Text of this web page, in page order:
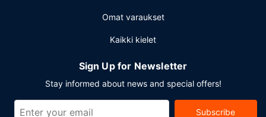
Omat varaukset
Kaikki kielet
Sign Up for Newsletter
Stay informed about news and special offers!
Subscribe